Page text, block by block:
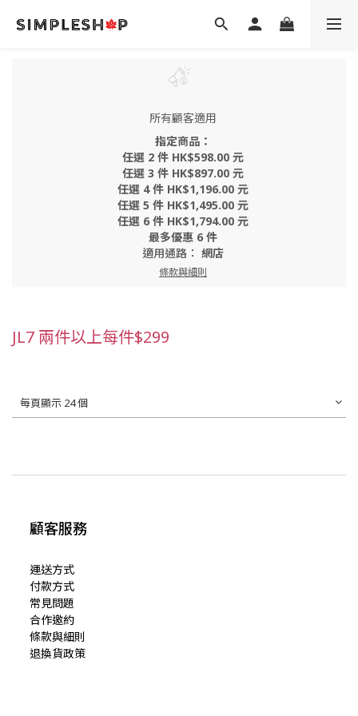
所有顧客適用
指定商品：
任選 2 件 HK$598.00 元
任選 3 件 HK$897.00 元
任選 4 件 HK$1,196.00 元
任選 5 件 HK$1,495.00 元
任選 6 件 HK$1,794.00 元
最多優惠 6 件
適用通路： 網店
條款與細則
JL7 兩件以上每件$299
每頁顯示 24 個
顧客服務
運送方式
付款方式
常見問題
合作邀約
條款與細則
退換貨政策